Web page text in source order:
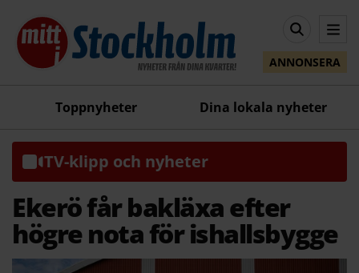
ANNONSERA
Toppnyheter Dina lokala nyheter
TV-klipp och nyheter
Ekerö får bakläxa efter
högre nota för ishallsbygge